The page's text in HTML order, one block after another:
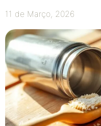
11 de Março, 2026